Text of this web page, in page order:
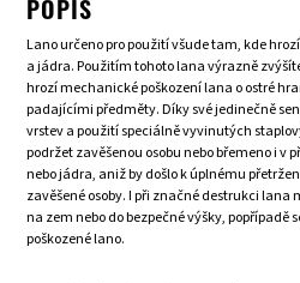
POPIS
Lano určeno pro použití všude tam, kde
a jádra. Použitím tohoto lana výrazně
hrozí mechanické poškození lana o ostré
padajícími předměty. Díky své jedinečně
vrstev a použití speciálně vyvinutých
podržet zavěšenou osobu nebo břemeno i v
nebo jádra, aniž by došlo k úplnému
zavěšené osoby. I při značné destrukci lana
na zem nebo do bezpečné výšky, popřípadě
poškozené lano.